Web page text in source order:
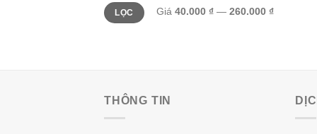
Giá
thấp
nhất
Giá
cao
nhất
LỌC Giá 40.000 ₫ — 260.000 ₫
THÔNG TIN